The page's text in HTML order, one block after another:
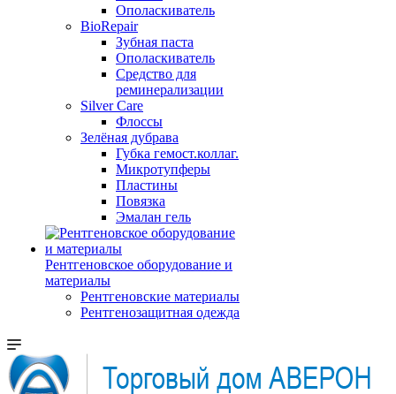
Ополаскиватель
BioRepair
Зубная паста
Ополаскиватель
Средство для
реминерализации
Silver Care
Флоссы
Зелёная дубрава
Губка гемост.коллаг.
Микротупферы
Пластины
Повязка
Эмалан гель
Рентгеновское оборудование и
материалы
Рентгеновские материалы
Рентгенозащитная одежда